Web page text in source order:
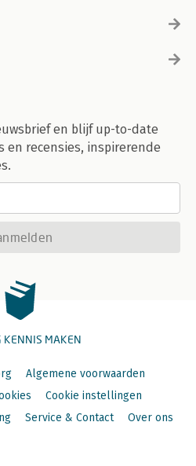
en blijf up-to-date
en recensies, inspirerende
KENNIS MAKEN
Algemene voorwaarden
Cookie instellingen
Service & Contact Over ons